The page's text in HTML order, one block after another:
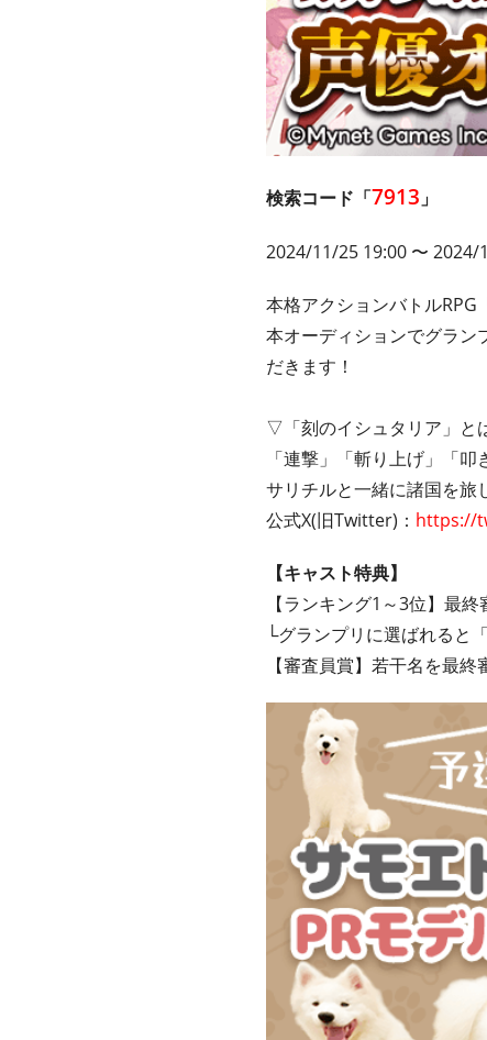
検索コード「7913 」
2024/11/25 19:00 〜 2024/
本格アクションバトルRPG
本オーディションでグラン
だきます！
▽「刻のイシュタリア」と
「連撃」「斬り上げ」「
サリチルと一緒に諸国を旅
公式X(旧Twitter)： https://
【キャスト特典】
【ランキング1～3位】最
└グランプリに選ばれると
【審査員賞】若干名を最終